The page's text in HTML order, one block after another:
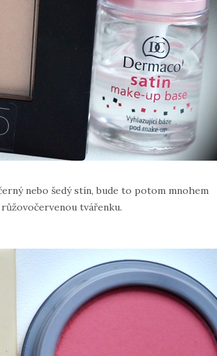
nebo šedý stín, bude to potom mnohem
tvářenku.